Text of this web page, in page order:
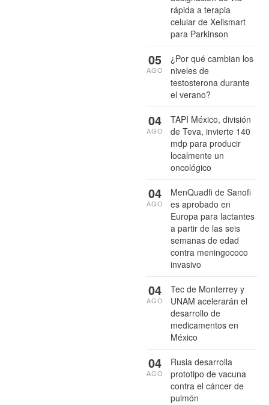
rápida a terapia
celular de Xellsmart
para Parkinson
¿Por qué cambian los
niveles de
testosterona durante
el verano?
05
AGO
TAPI México, división
de Teva, invierte 140
mdp para producir
localmente un
oncológico
04
AGO
MenQuadfi de Sanofi
es aprobado en
Europa para lactantes
a partir de las seis
semanas de edad
contra meningococo
invasivo
04
AGO
Tec de Monterrey y
UNAM acelerarán el
desarrollo de
medicamentos en
México
04
AGO
Rusia desarrolla
prototipo de vacuna
contra el cáncer de
pulmón
04
AGO